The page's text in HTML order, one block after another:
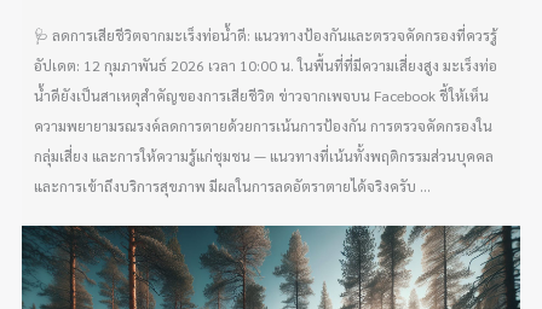
🩺 ลดการเสียชีวิตจากมะเร็งท่อน้ำดี: แนวทางป้องกันและตรวจคัดกรองที่ควรรู้
อัปเดต: 12 กุมภาพันธ์ 2026 เวลา 10:00 น. ในพื้นที่ที่มีความเสี่ยงสูง มะเร็งท่อ
น้ำดียังเป็นสาเหตุสำคัญของการเสียชีวิต ข่าวจากเพจบน Facebook ชี้ให้เห็น
ความพยายามรณรงค์ลดการตายด้วยการเน้นการป้องกัน การตรวจคัดกรองใน
กลุ่มเสี่ยง และการให้ความรู้แก่ชุมชน — แนวทางที่เน้นทั้งพฤติกรรมส่วนบุคคล
และการเข้าถึงบริการสุขภาพ มีผลในการลดอัตราตายได้จริงครับ ...